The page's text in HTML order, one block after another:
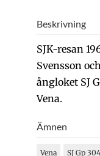
Beskrivning
SJK-resan
Svensson
ångloket SJ
Vena.
Ämnen
Vena SJ Gp